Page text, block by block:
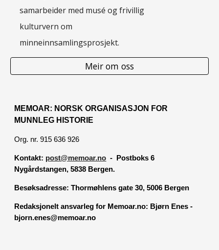
samarbeider med musé og frivillig
kulturvern om
minneinnsamlingsprosjekt.
Meir om oss
MEMOAR: NORSK ORGANISASJON FOR
MUNNLEG HISTORIE
Org. nr. 915 636 926
Kontakt: post@memoar.no - Postboks 6
Nygårdstangen, 5838 Bergen.
Besøksadresse:Thormøhlens gate 30, 5006 Bergen
Redaksjonelt ansvarleg for Memoar.no: Bjørn Enes -
bjorn.enes@memoar.no